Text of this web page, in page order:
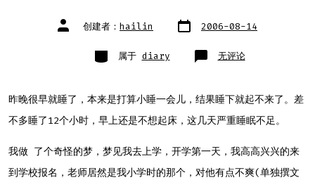
文
章 创建者： hailin 文
章
2006-08-14
类
别 属于 diary 一
个
梦
无评论
昨晚很早就睡了，本来是打算小睡一会儿，结果睡下就起不来了。差
不多睡了12个小时，早上还是不想起床，这几天严重睡眠不足。
我做 了个奇怪的梦，梦见我去上学，开学第一天，我高高兴兴的来
到学校报名，老师居然是我小学时的那个，对他有点不爽(单独撰文